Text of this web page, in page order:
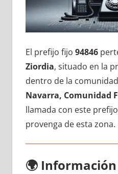
El prefijo fijo 94846
Ziordia, situado en la
dentro dе la
Navarra, Comunidad
llamada сοn еstе
provenga dе esta zona.
🌍